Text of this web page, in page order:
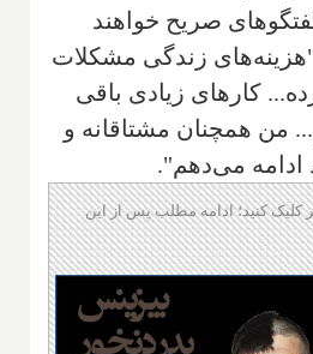
صریح خواهند
زندگی مشکلات
کارهای زیادی باقی
من همچنان مشتاقانه و
ادامه می‌دهم".
کلیک کنید؛ ادامه مطلب پس از این